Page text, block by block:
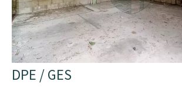
DPE / GES